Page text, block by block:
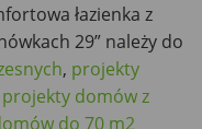
łazienka z
29” należy do
, projekty
projekty domów z
do 70 m2